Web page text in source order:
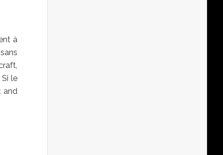
à
Si le
and